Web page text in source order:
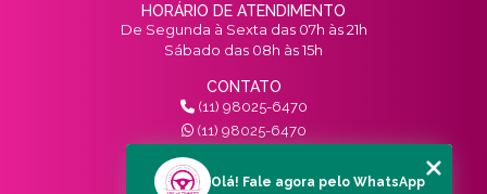
HORÁRIO DE ATENDIMENTO
De Segunda à Sexta das 07h às 21h
Sábado das 08h às 15h
CONTATO
(11) 98025-6470
(11) 98025-6470
contato@vivinotransito.com.br
SIGA-NOS!
Olá! Fale agora pelo WhatsApp